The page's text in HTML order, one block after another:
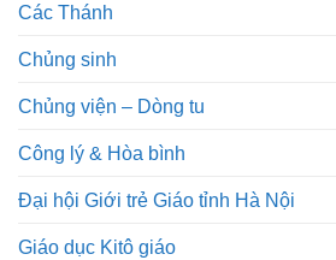
Các Thánh
Chủng sinh
Chủng viện – Dòng tu
Công lý & Hòa bình
Đại hội Giới trẻ Giáo tỉnh Hà Nội
Giáo dục Kitô giáo